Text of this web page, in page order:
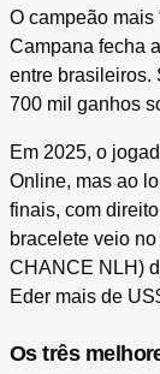
O campeão mais
Campana fecha
entre brasileiros.
700 mil ganhos
Em 2025, o
Online, mas ao
finais, com
bracelete veio
CHANCE NLH)
Eder mais de
Os três